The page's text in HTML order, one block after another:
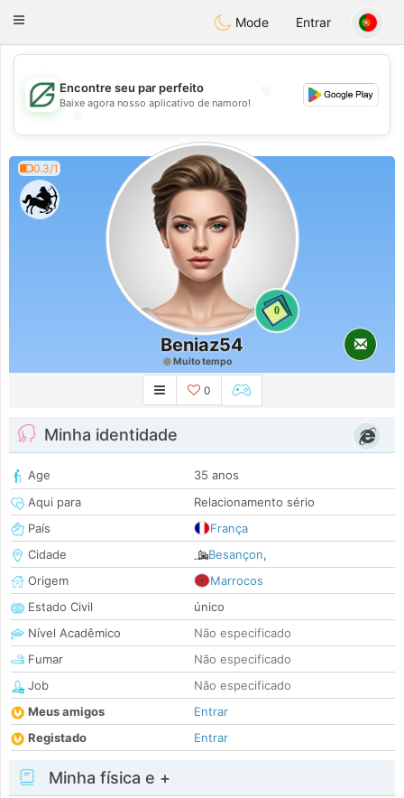
Dating
Toggle
Mode Entrar
💖
💕
💕
Encontre seu par perfeito
Baixe agora nosso aplicativo de namoro!
0.3/1
0
Beniaz54
Muito tempo
0
Minha identidade
Age
35 anos
Aqui para
Relacionamento sério
País
França
Cidade
Besançon,
Origem
Marrocos
Estado Civil
único
Nível Acadêmico
Não especificado
Fumar
Não especificado
Job
Não especificado
Meus amigos
Entrar
Registado
Entrar
Minha física e +